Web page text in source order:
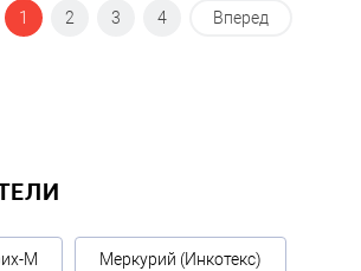
1 2 3 4 Вперед
М Меркурий (Инкотекс)